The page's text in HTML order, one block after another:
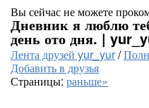
Вы сейчас не можете
Дневник я люблю
день ото дня. |
Лента друзей yur_yur/
Добавить в друзья
Страницы: раньше»